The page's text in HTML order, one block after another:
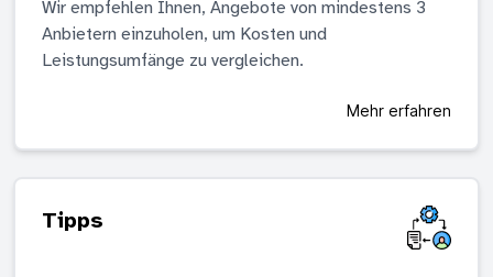
Wir empfehlen Ihnen, Angebote von mindestens 3
Anbietern einzuholen, um Kosten und
Leistungsumfänge zu vergleichen.
Mehr erfahren
Tipps